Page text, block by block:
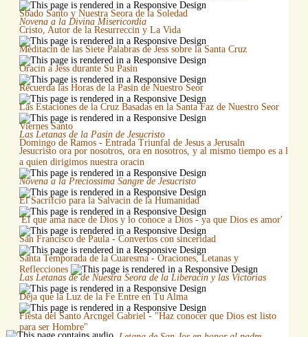
Sbado Santo y Nuestra Seora de la Soledad
Novena a la Divina Misericordia
Cristo, Autor de la Resurreccin y La Vida
Meditacin de las Siete Palabras de Jess sobre la Santa Cruz
Oracin a Jess durante Su Pasin
Recuerda las Horas de la Pasin de Nuestro Seor
Las Estaciones de la Cruz Basadas en la Santa Faz de Nuestro Seor
Viernes Santo
Las Letanas de la Pasin de Jesucristo
Domingo de Ramos - Entrada Triunfal de Jesus a Jerusaln
Jesucristo ora por nosotros, ora en nosotros, y al mismo tiempo es a l
a quien dirigimos nuestra oracin
Novena a la Preciossima Sangre de Jesucristo
El Sacrifcio para la Salvacin de la Humanidad
'El que ama nace de Dios y lo conoce a Dios - ya que Dios es amor'
San Francisco de Paula - Convertos con sinceridad
Santa Temporada de la Cuaresma - Oraciones, Letanas y
Reflecciones
Las Letanas de de Nuestra Seora de la Liberacin y las Victorias
Deja que la Luz de la Fe Entre en Tu Alma
Fiesta del Santo Arcngel Gabriel - "Haz conocer que Dios est listo
para ser Hombre"